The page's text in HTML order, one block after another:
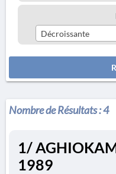
Décroissante
Nombre de Résultats :4
1/
1989